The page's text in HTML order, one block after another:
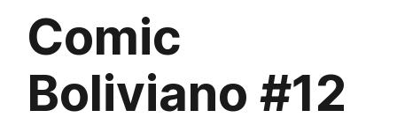
Comic
Boliviano #12